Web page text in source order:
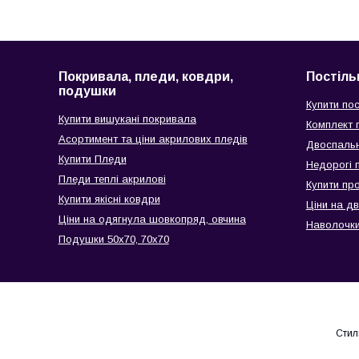
Покривала, пледи, ковдри,
подушки
Купити вишукані покривала
Асортимент та ціни акрилових пледів
Купити Пледи
Пледи теплі акрилові
Купити якісні ковдри
Ціни на одягнула шовкопряд, овчина
Подушки 50х70, 70х70
Купити
Комплект
Недорогі
Купити
Ціни на